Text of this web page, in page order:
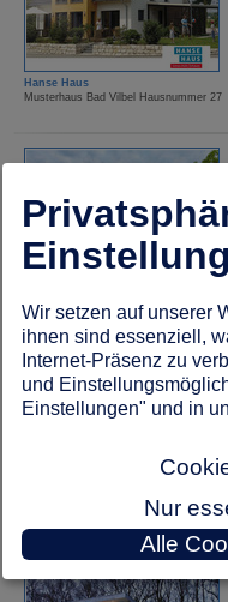
Hanse Haus
Musterhaus Bad Vilbel Hausnummer 27
HUF Haus
Musterhaus Bad Vilbel Hausnummer 18
Wir setzen auf unserer
ihnen sind essenziell,
Internet-Präsenz zu
und
Einstellungen" und in
Nur
Alle